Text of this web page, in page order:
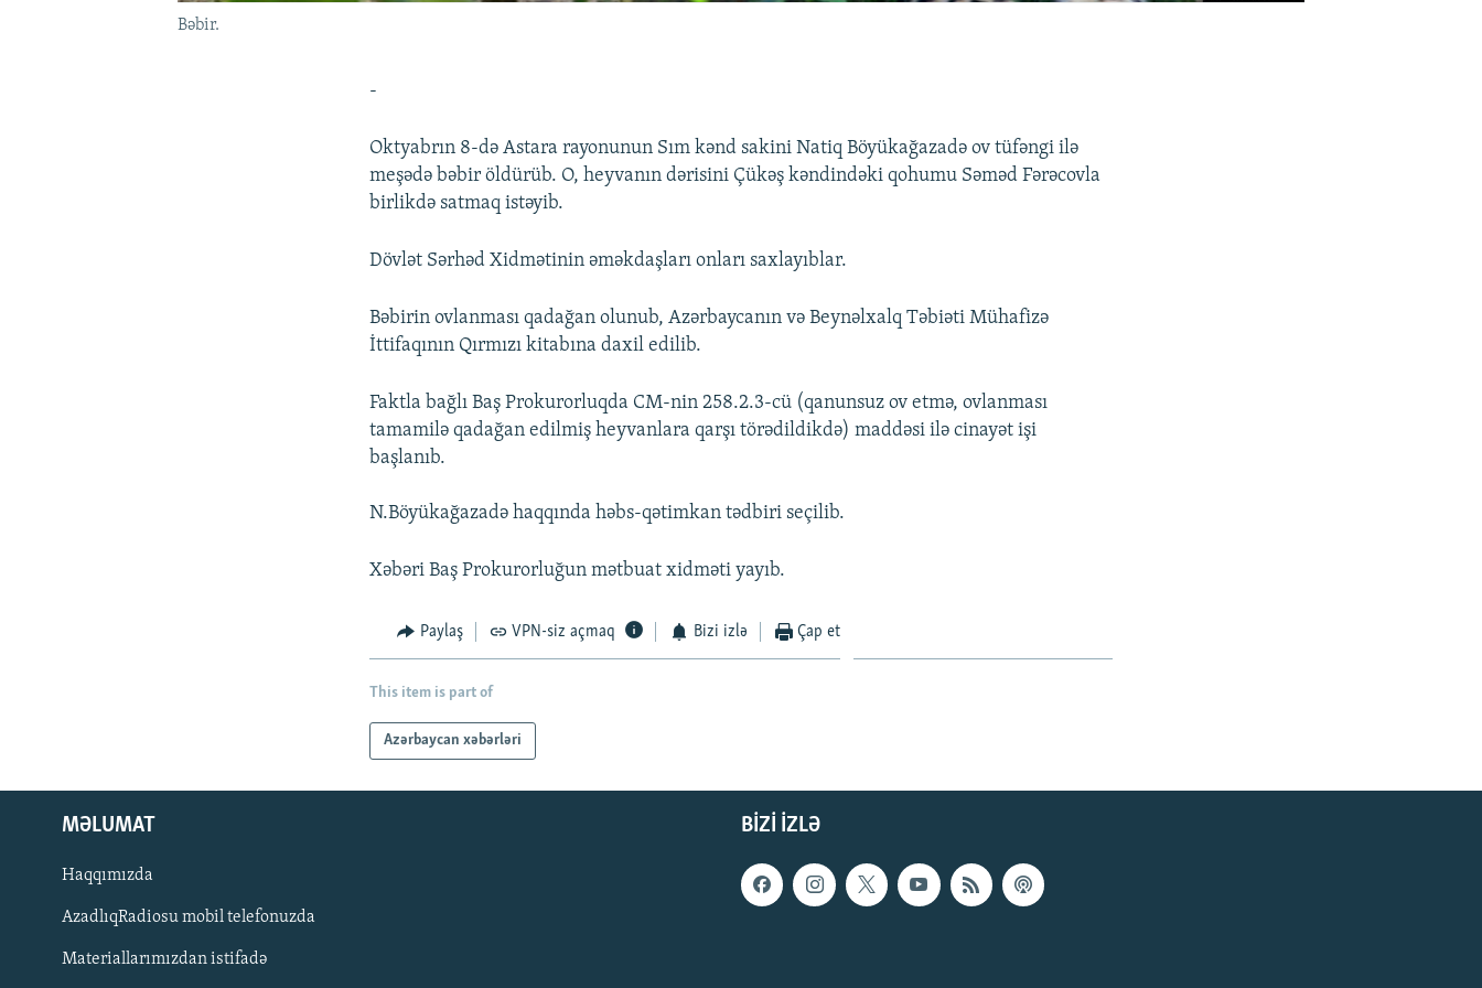
Bəbir.
-
Oktyabrın 8-də Astara rayonunun Sım kənd sakini Natiq Böyükağazadə ov tüfəngi ilə
meşədə bəbir öldürüb. O, heyvanın dərisini Çükəş kəndindəki qohumu Səməd Fərəcovla
birlikdə satmaq istəyib.
Dövlət Sərhəd Xidmətinin əməkdaşları onları saxlayıblar.
Bəbirin ovlanması qadağan olunub, Azərbaycanın və Beynəlxalq Təbiəti Mühafizə
İttifaqının Qırmızı kitabına daxil edilib.
Faktla bağlı Baş Prokurorluqda CM-nin 258.2.3-cü (qanunsuz ov etmə, ovlanması
tamamilə qadağan edilmiş heyvanlara qarşı törədildikdə) maddəsi ilə cinayət işi
başlanıb.
N.Böyükağazadə haqqında həbs-qətimkan tədbiri seçilib.
Xəbəri Baş Prokurorluğun mətbuat xidməti yayıb.
Paylaş VPN-siz açmaq Bizi izlə Çap et
This item is part of
Azərbaycan xəbərləri
BIZI IZLƏ
MƏLUMAT
Haqqımızda
AzadlıqRadiosu mobil telefonuzda
Materiallarımızdan istifadə